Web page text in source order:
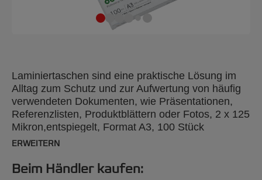
Laminiertaschen sind eine praktische Lösung im
Alltag zum Schutz und zur Aufwertung von häufig
verwendeten Dokumenten, wie Präsentationen,
Referenzlisten, Produktblättern oder Fotos, 2 x 125
Mikron,entspiegelt, Format A3, 100 Stück
ERWEITERN
Beim Händler kaufen: